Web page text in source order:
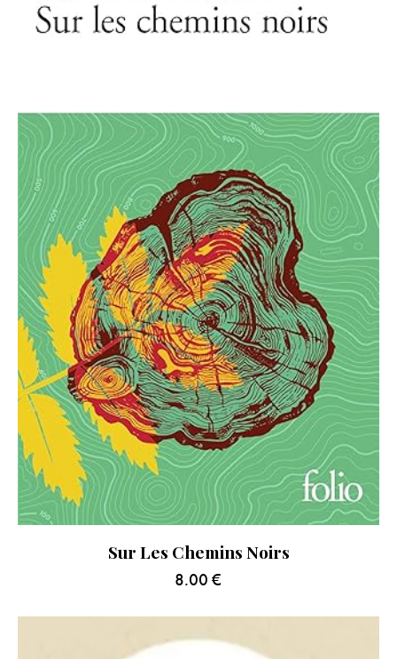
Sur Les Chemins Noirs
8.00 €